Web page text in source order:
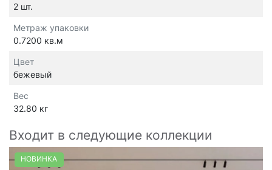
2 шт.
Метраж упаковки
0.7200 кв.м
Цвет
бежевый
Вес
32.80 кг
Входит в следующие коллекции
НОВИНКА